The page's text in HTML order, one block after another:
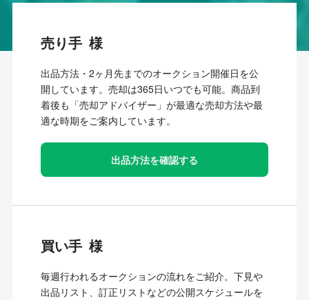
売り手
出品方法・2ヶ月先までのオークション開催日を公
開しています。売却は365日いつでも可能。商品到
着後も「売却アドバイザー」が最適な売却方法や最
適な時期をご案内しています。
出品方法を確認する
買い手
毎週行われるオークションの流れをご紹介。下見や
出品リスト、訂正リストなどの公開スケジュールを